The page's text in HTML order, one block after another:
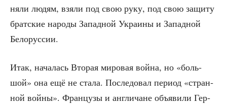
ня­ли людям, взя­ли под свою руку, под свою защи­ту
брат­ские наро­ды Запад­ной Укра­и­ны и Запад­ной
Белоруссии.
Итак, нача­лась Вто­рая миро­вая вой­на, но «боль­
шой» она ещё не ста­ла. После­до­вал пери­од «стран­
ной вой­ны». Фран­цу­зы и англи­чане объ­яви­ли Гер­